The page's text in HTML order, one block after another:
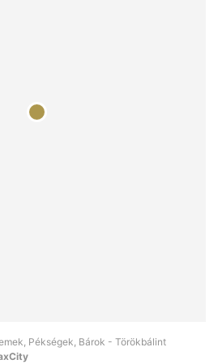
Pékségek, Bárok - Törökbálint